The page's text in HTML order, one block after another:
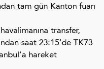
tam gün Kanton fuarı
transfer,
saat 23:15’de TK73
hareket